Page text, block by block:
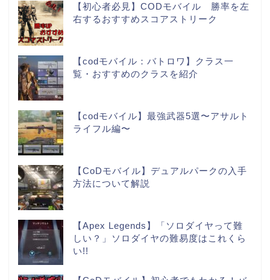
【初心者必見】CODモバイル 勝率を左
右するおすすめスコアストリーク
【codモバイル：バトロワ】クラス一
覧・おすすめのクラスを紹介
【codモバイル】最強武器5選〜アサルト
ライフル編〜
【CoDモバイル】デュアルパークの入手
方法について解説
【Apex Legends】「ソロダイヤって難
しい？」ソロダイヤの難易度はこれくら
い!!